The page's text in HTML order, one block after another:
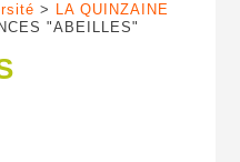
> LA QUINZAINE
"ABEILLES"